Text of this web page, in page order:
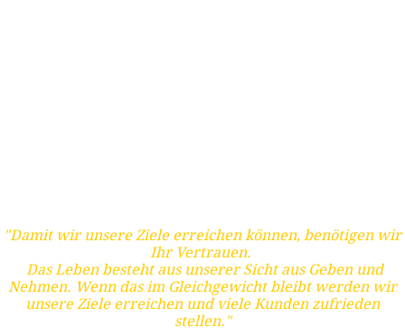
"Damit wir unsere Ziele erreichen können, benötigen wir
Ihr Vertrauen.
Das Leben besteht aus unserer Sicht aus Geben und
Nehmen. Wenn das im Gleichgewicht bleibt werden wir
unsere Ziele erreichen und viele Kunden zufrieden
stellen."